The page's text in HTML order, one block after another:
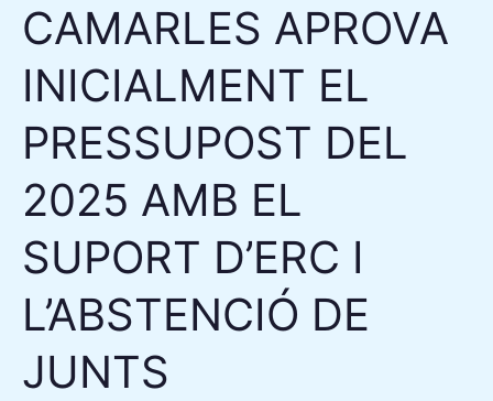
CAMARLES APROVA
INICIALMENT EL
PRESSUPOST DEL
2025 AMB EL
SUPORT D’ERC I
L’ABSTENCIÓ DE
JUNTS
AMB
EL
SUPORT
DE
JUNTS